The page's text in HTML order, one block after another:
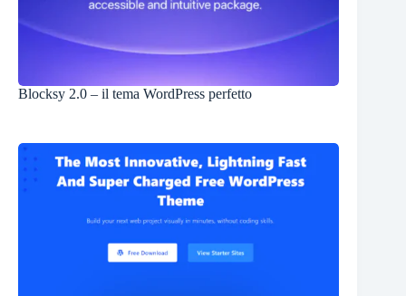
Blocksy 2.0 – il tema WordPress perfetto